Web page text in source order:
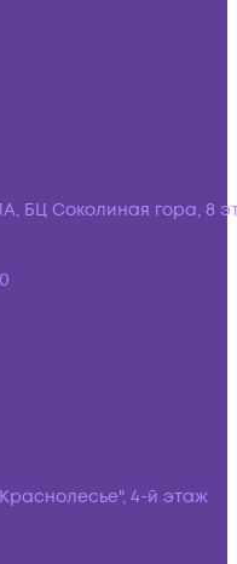
БЦ Соколиная гора, 8
4-й этаж